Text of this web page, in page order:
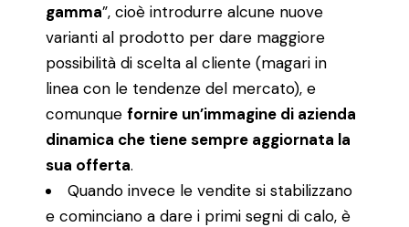
gamma”, cioè introdurre alcune nuove
varianti al prodotto per dare maggiore
possibilità di scelta al cliente (magari in
linea con le tendenze del mercato), e
comunquefornire un’immagine di azienda
dinamica che tiene sempre aggiornata la
sua offerta.
Quando invece le vendite si stabilizzano
e cominciano a dare i primi segni di calo, è